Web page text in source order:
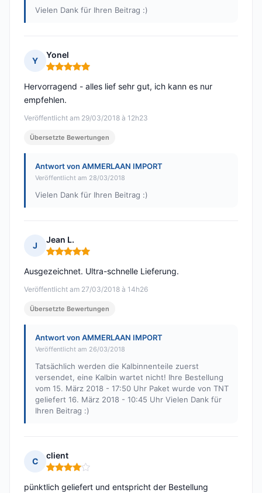
Vielen Dank für Ihren Beitrag :)
Y
Yonel
Hinweis: 5 von 5
Veröffentlicht am 29/03/2018 à 12h23
Hervorragend - alles lief sehr gut, ich kann es nur
empfehlen.
Übersetzte Bewertungen
Antwort von AMMERLAAN IMPORT
Veröffentlicht am 28/03/2018
Vielen Dank für Ihren Beitrag :)
J
Jean L.
Hinweis: 5 von 5
Veröffentlicht am 27/03/2018 à 14h26
Ausgezeichnet. Ultra-schnelle Lieferung.
Übersetzte Bewertungen
Antwort von AMMERLAAN IMPORT
Veröffentlicht am 26/03/2018
Tatsächlich werden die Kalbinnenteile zuerst
versendet, eine Kalbin wartet nicht! Ihre Bestellung
vom 15. März 2018 - 17:50 Uhr Paket wurde von TNT
geliefert 16. März 2018 - 10:45 Uhr Vielen Dank für
Ihren Beitrag :)
C
client
Hinweis: 4 von 5
pünktlich geliefert und entspricht der Bestellung